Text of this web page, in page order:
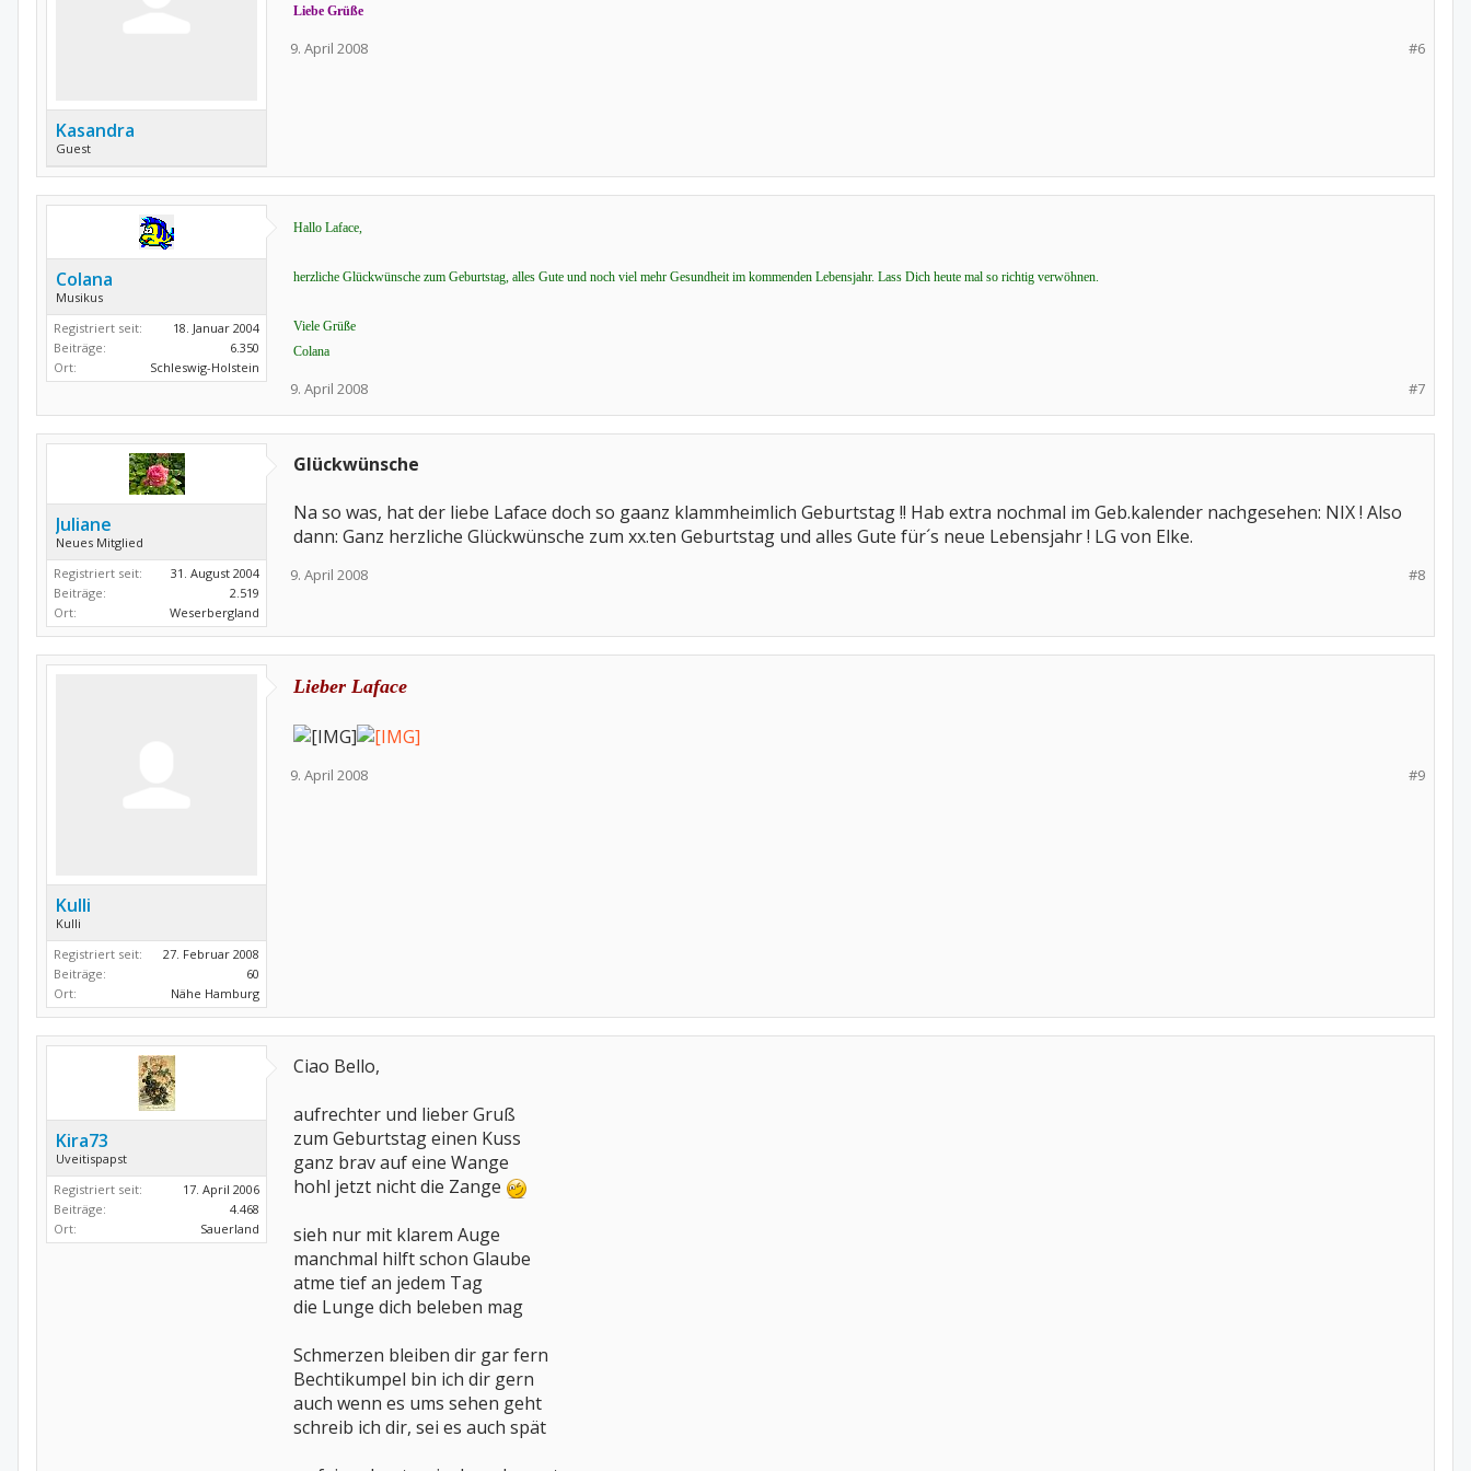
Kasandra
Guest
Liebe Grüße
#6
9. April 2008
Colana
Musikus
Registriert seit:
18. Januar 2004
Beiträge:
6.350
Ort:
Schleswig-Holstein
Hallo Laface,
herzliche Glückwünsche zum Geburtstag, alles Gute und noch viel mehr Gesundheit im kommenden Lebensjahr. Lass Dich heute mal so richtig verwöhnen.
Viele Grüße
Colana
#7
9. April 2008
Juliane
Neues Mitglied
Registriert seit:
31. August 2004
Beiträge:
2.519
Ort:
Weserbergland
Glückwünsche
Na so was, hat der liebe Laface doch so gaanz klammheimlich Geburtstag !! Hab extra nochmal im Geb.kalender nachgesehen: NIX ! Also
dann: Ganz herzliche Glückwünsche zum xx.ten Geburtstag und alles Gute für´s neue Lebensjahr ! LG von Elke.
#8
9. April 2008
Kulli
Kulli
Registriert seit:
27. Februar 2008
Beiträge:
60
Ort:
Nähe Hamburg
Lieber Laface
#9
9. April 2008
Kira73
Uveitispapst
Registriert seit:
17. April 2006
Beiträge:
4.468
Ort:
Sauerland
Ciao Bello,
aufrechter und lieber Gruß
zum Geburtstag einen Kuss
ganz brav auf eine Wange
hohl jetzt nicht die Zange
sieh nur mit klarem Auge
manchmal hilft schon Glaube
atme tief an jedem Tag
die Lunge dich beleben mag
Schmerzen bleiben dir gar fern
Bechtikumpel bin ich dir gern
auch wenn es ums sehen geht
schreib ich dir, sei es auch spät